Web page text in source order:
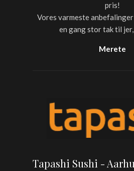
pris!
Vores varmeste
en gang stor tak til
Merete
Tapashi Sushi -